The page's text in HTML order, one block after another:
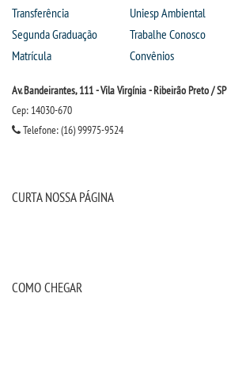
Transferência
Segunda Graduação
Matrícula
Uniesp Ambiental
Trabalhe Conosco
Convênios
Av. Bandeirantes, 111 - Vila Virgínia - Ribeirão Preto / SP
Cep: 14030-670
Telefone: (16) 99975-9524
CURTA NOSSA PÁGINA
COMO CHEGAR